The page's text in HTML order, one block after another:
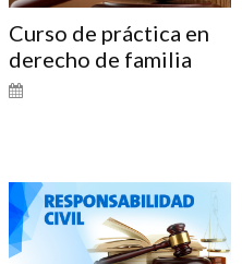
Curso de práctica en
derecho de familia